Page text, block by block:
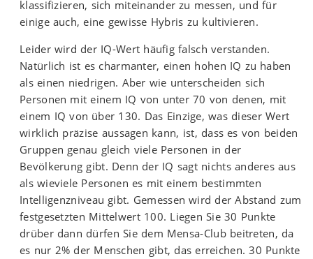
klassifizieren, sich miteinander zu messen, und für
einige auch, eine gewisse Hybris zu kultivieren.
Leider wird der IQ-Wert häufig falsch verstanden.
Natürlich ist es charmanter, einen hohen IQ zu haben
als einen niedrigen. Aber wie unterscheiden sich
Personen mit einem IQ von unter 70 von denen, mit
einem IQ von über 130. Das Einzige, was dieser Wert
wirklich präzise aussagen kann, ist, dass es von beiden
Gruppen genau gleich viele Personen in der
Bevölkerung gibt. Denn der IQ sagt nichts anderes aus
als wieviele Personen es mit einem bestimmten
Intelligenzniveau gibt. Gemessen wird der Abstand zum
festgesetzten Mittelwert 100. Liegen Sie 30 Punkte
drüber dann dürfen Sie dem Mensa-Club beitreten, da
es nur 2% der Menschen gibt, das erreichen. 30 Punkte